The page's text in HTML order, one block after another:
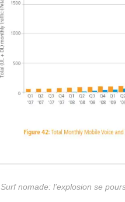
Surf nomade: l’explosion se